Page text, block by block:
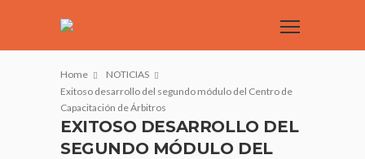
Home
NOTICIAS
Exitoso desarrollo del segundo módulo del Centro de
Capacitación de Árbitros
EXITOSO DESARROLLO DEL
SEGUNDO MÓDULO DEL